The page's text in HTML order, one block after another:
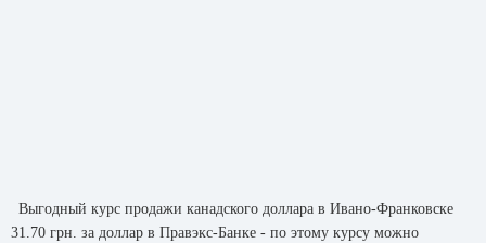
Выгодный курс продажи канадского доллара в Ивано-Франковске
31.70 грн. за доллар в Правэкс-Банке - по этому курсу можно